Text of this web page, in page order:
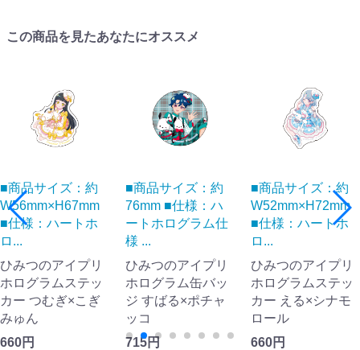
この商品を見たあなたにオススメ
■商品サイズ：約
W56mm×H67mm
■仕様：ハートホ
ロ...
ひみつのアイプリ
ホログラムステッ
カー つむぎ×こぎ
みゅん
660円
■商品サイズ：約
76mm ■仕様：ハ
ートホログラム仕
様 ...
ひみつのアイプリ
ホログラム缶バッ
ジ すばる×ポチャ
ッコ
715円
■商品サイズ：約
W52mm×H72mm
■仕様：ハートホ
ロ...
ひみつのアイプリ
ホログラムステッ
カー える×シナモ
ロール
660円